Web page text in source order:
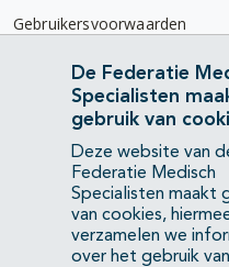
Gebruikersvoorwaarden
Privacyverklaring
Contact
Mercatorlaan 1200
3528 BL Utrecht
(088) 505 34 34
info@richtlijnendatabase.nl
De Federatie
Specialisten
gebruik van
Deze website van
Federatie Medisch
Specialisten maakt
van cookies,
verzamelen we
over het gebruik